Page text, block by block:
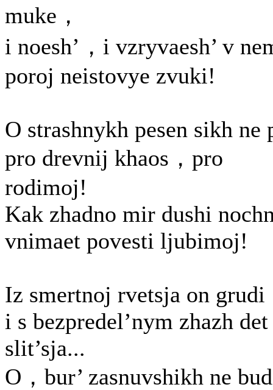
muke，
i noesh’，i vzryvaesh’ v
poroj neistovye zvuki!
O strashnykh pesen sikh ne
pro drevnij khaos，pro
rodimoj!
Kak zhadno mir dushi
vnimaet povesti ljubimoj!
Iz smertnoj rvetsja on grudi
i s bezpredel’nym zhazh det
slit’sja...
O，bur’ zasnuvshikh ne